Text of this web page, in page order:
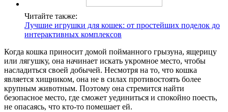
Читайте также:
Лучшие игрушки для кошек: от простейших поделок до
интерактивных комплексов
Когда кошка приносит домой пойманного грызуна, ящерицу
или лягушку, она начинает искать укромное место, чтобы
насладиться своей добычей. Несмотря на то, что кошка
является хищником, она не в силах противостоять более
крупным животным. Поэтому она стремится найти
безопасное место, где сможет уединиться и спокойно поесть,
не опасаясь, что кто-то помешает ей.